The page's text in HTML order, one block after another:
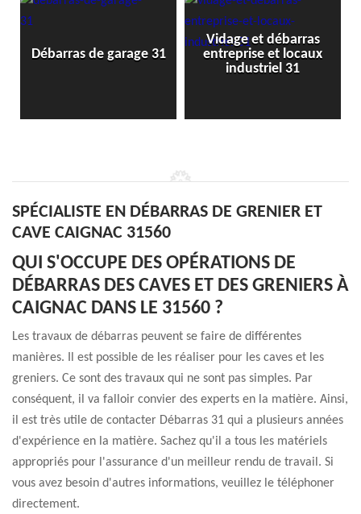
de garage 31
Vidage et débarras
entreprise et locaux
industriel 31
SPÉCIALISTE EN DÉBARRAS DE GRENIER ET
CAVE CAIGNAC 31560
QUI S'OCCUPE DES OPÉRATIONS DE
DÉBARRAS DES CAVES ET DES GRENIERS À
CAIGNAC DANS LE 31560 ?
Les travaux de débarras peuvent se faire de différentes
manières. Il est possible de les réaliser pour les caves et les
greniers. Ce sont des travaux qui ne sont pas simples. Par
conséquent, il va falloir convier des experts en la matière. Ainsi,
il est très utile de contacter Débarras 31 qui a plusieurs années
d'expérience en la matière. Sachez qu'il a tous les matériels
appropriés pour l'assurance d'un meilleur rendu de travail. Si
vous avez besoin d'autres informations, veuillez le téléphoner
directement.